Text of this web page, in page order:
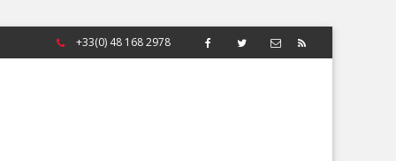
+33(0) 48 168 2978